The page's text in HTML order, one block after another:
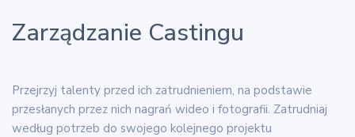
Zarządzanie Castingu
Przejrzyj talenty przed ich zatrudnieniem, na podstawie
przesłanych przez nich nagrań wideo i fotografii. Zatrudniaj
według potrzeb do swojego kolejnego projektu